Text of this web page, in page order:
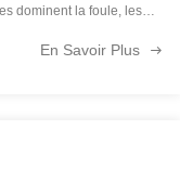
dominent la foule, les
En Savoir Plus